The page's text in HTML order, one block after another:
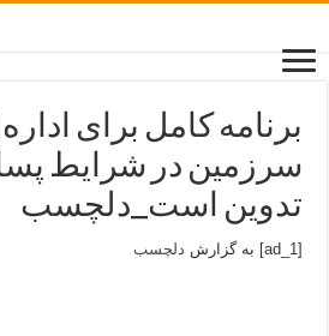
برنامه کامل برای
سرزمین در شرایط
تدوین است_دلچسب
[ad_1] به گزارش دلچسب